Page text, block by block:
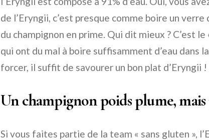
de l’Eryngii, c’est presque comme boire un
du champignon en prime. Qui dit mieux ? C’est
qui ont du mal à boire suffisamment d’eau dans
forcer, il suffit de savourer un bon plat d’Eryngii !
Un champignon poids plume, mais
Si vous faites partie de la team « sans gluten »,